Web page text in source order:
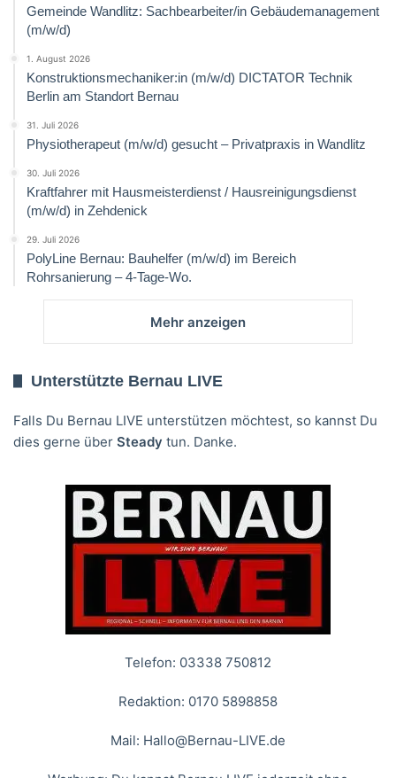
Gemeinde Wandlitz: Sachbearbeiter/in Gebäudemanagement
(m/w/d)
1. August 2026
Konstruktionsmechaniker:in (m/w/d) DICTATOR Technik
Berlin am Standort Bernau
31. Juli 2026
Physiotherapeut (m/w/d) gesucht – Privatpraxis in Wandlitz
30. Juli 2026
Kraftfahrer mit Hausmeisterdienst / Hausreinigungsdienst
(m/w/d) in Zehdenick
29. Juli 2026
PolyLine Bernau: Bauhelfer (m/w/d) im Bereich
Rohrsanierung – 4-Tage-Wo.
Mehr anzeigen
Unterstützte Bernau LIVE
Falls Du Bernau LIVE unterstützen möchtest, so kannst Du
dies gerne über Steady tun. Danke.
Telefon: 03338 750812
Redaktion: 0170 5898858
Mail: Hallo@Bernau-LIVE.de